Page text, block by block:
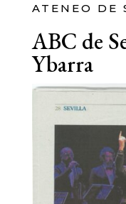
ATENEO DE
ABC de
Ybarra